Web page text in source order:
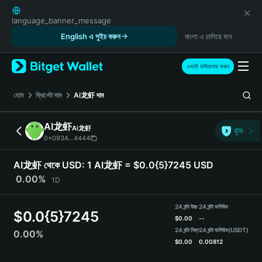
English
日本語
Русский
Español (Latinoamérica)
Türkçe
Italiano
Deutsch
简体中文
繁體中文
Português (Portugal)
Bahasa Indonesia
Español
language_banner_message
English এ সুইচ করুন
বাংলা এ চালিয়ে যান
এখনই ডাউনলোড করুন
হোম ক্রিপ্টো দাম Ai龙虾 দাম
AI龙虾Ai龙虾
0x093A...4444
ঝুঁকি
AI龙虾 থেকে USD: 1 AI龙虾 = $0.0{5}7245 USD
0.00%
1D
$0.0{5}7245
0.00%
24 ঘন্টা উচ্চ
$0.00
24 ঘন্টা নিম্ন
$0.00
24 ঘন্টা ভলিউম
--
24 ঘন্টা ভলিউম(USDT)
0.00812